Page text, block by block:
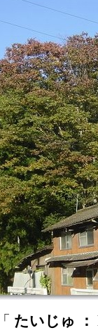
たいじゅ ：